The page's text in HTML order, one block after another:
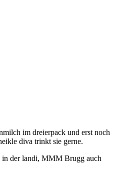
im dreierpack und erst noch
diva trinkt sie gerne.
der landi, MMM Brugg auch